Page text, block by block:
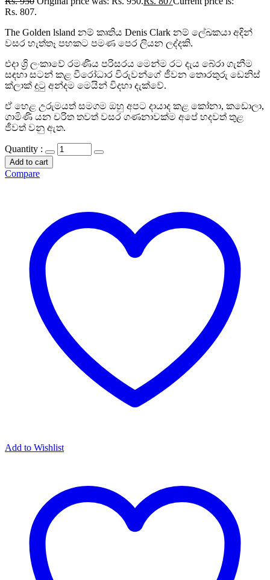
Rs. 807.
The Golden lsland නම් කෘතිය Denis Clark නම් ලේඛකයා අදින්
වසර හැත්තෑ පහකට පමණ පෙර ලියන ලද්දකි.
එදා ශ්‍රි ලංකාවේ රමණීය පරිසරය මෙන්ම රට දැය බේරා ගැනීම
සඳහා සටන් කළ වීරෝධාර විරුවන්ගේ ජීවන තොරතුරු ඩෙනිස්
ක්ලාක් දුටු අන්දම මෙයින් විදහා දැක්වේ.
ඒ හෙළ උරුමයත් සමගම ඔහු අපට දායාද කළ කෝනා, කඩොලා,
ගාමිණි යන චරිත තවත් වසර ගණනාවක්ම අපේ හදවත් තුළ
ජීවත් වනු ඇත.
Quantity :
Add to cart
Compare
Add to Wishlist